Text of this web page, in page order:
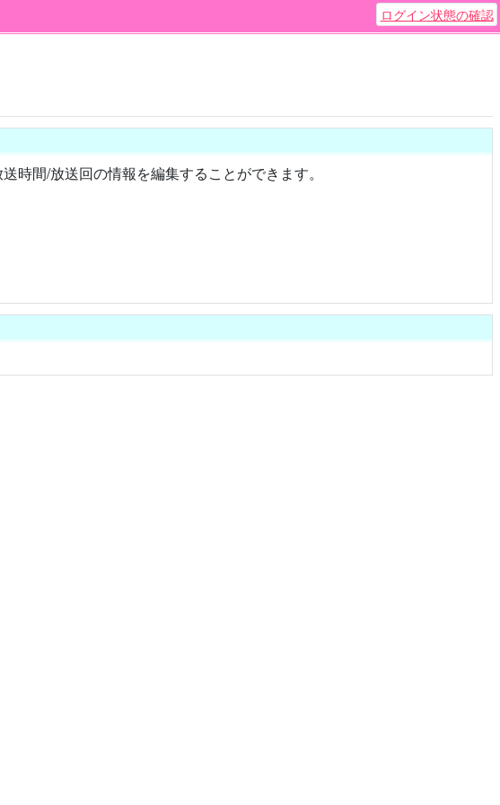
ログイン状態の確認
時間/放送回の情報を編集することができます。